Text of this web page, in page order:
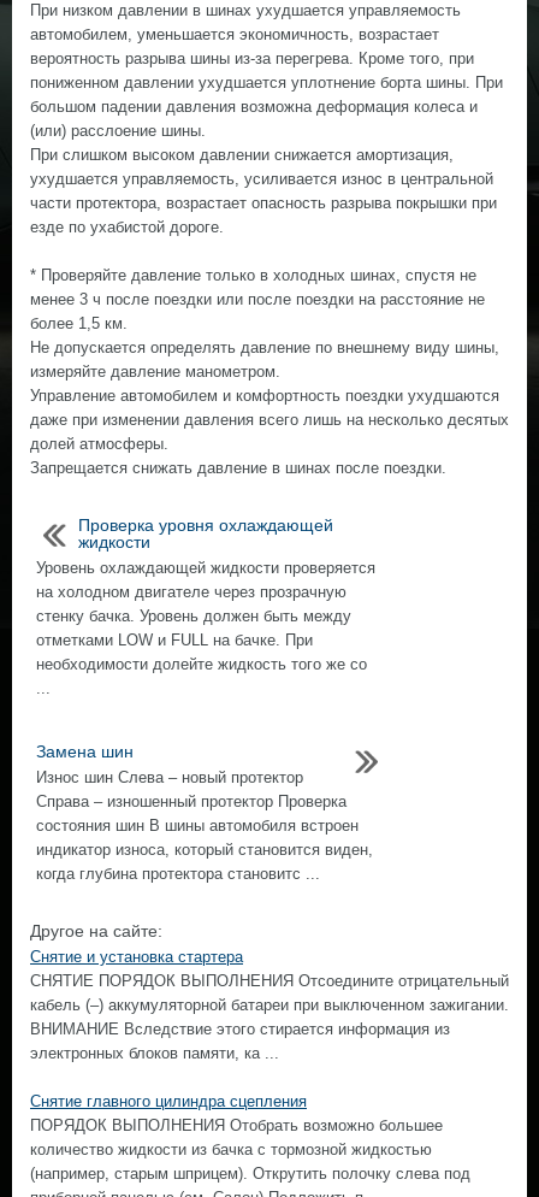
При низком давлении в шинах ухудшается управляемость
автомобилем, уменьшается экономичность, возрастает
вероятность разрыва шины из-за перегрева. Кроме того, при
пониженном давлении ухудшается уплотнение борта шины. При
большом падении давления возможна деформация колеса и
(или) расслоение шины.
При слишком высоком давлении снижается амортизация,
ухудшается управляемость, усиливается износ в центральной
части протектора, возрастает опасность разрыва покрышки при
езде по ухабистой дороге.
* Проверяйте давление только в холодных шинах, спустя не
менее 3 ч после поездки или после поездки на расстояние не
более 1,5 км.
Не допускается определять давление по внешнему виду шины,
измеряйте давление манометром.
Управление автомобилем и комфортность поездки ухудшаются
даже при изменении давления всего лишь на несколько десятых
долей атмосферы.
Запрещается снижать давление в шинах после поездки.
Проверка уровня охлаждающей
жидкости
Уровень охлаждающей жидкости проверяется
на холодном двигателе через прозрачную
стенку бачка. Уровень должен быть между
отметками LOW и FULL на бачке. При
необходимости долейте жидкость того же со
...
Замена шин
Износ шин Слева – новый протектор
Cправа – изношенный протектор Проверка
состояния шин В шины автомобиля встроен
индикатор износа, который становится виден,
когда глубина протектора становитс ...
Другое на сайте:
Снятие и установка стартера
СНЯТИЕ ПОРЯДОК ВЫПОЛНЕНИЯ Отсоедините отрицательный
кабель (–) аккумуляторной батареи при выключенном зажигании.
ВНИМАНИЕ Вследствие этого стирается информация из
электронных блоков памяти, ка ...
Снятие главного цилиндра сцепления
ПОРЯДОК ВЫПОЛНЕНИЯ Отобрать возможно большее
количество жидкости из бачка с тормозной жидкостью
(например, старым шприцем). Открутить полочку слева под